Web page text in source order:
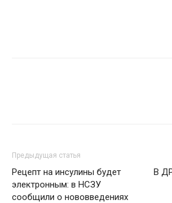
Предыдущая статья
Рецепт на инсулины будет
электронным: в НСЗУ
сообщили о нововведениях
В